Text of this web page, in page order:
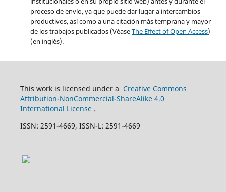
proceso de envío, ya que puede dar lugar a intercambios
productivos, así como a una citación más temprana y mayor
de los trabajos publicados (VéaseThe Effect of Open Access)
(en inglés).
This work is licensed under a Creative Commons
Attribution-NonCommercial-ShareAlike 4.0
International License.
ISSN: 2591-4669, ISSN-L: 2591-4669